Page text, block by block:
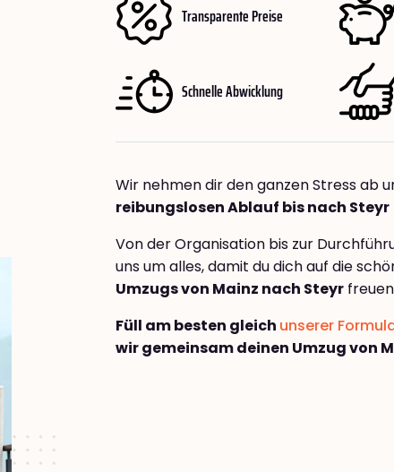
Transparente Preise
Schnelle Abwicklung
Wir nehmen dir den ganzen Stress ab
reibungslosen Ablauf bis nach Steyr
Von der Organisation bis zur
uns um alles, damit du dich auf die
Umzugs von Mainz nach Steyr
Füll am besten gleich unserer
wir gemeinsam deinen Umzug von